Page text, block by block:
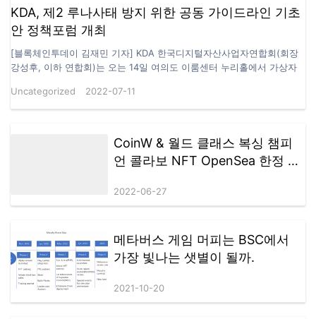
KDA, 제2 루나사태 방지 위한 공동 가이드라인 기초
안 정책포럼 개최
[블록체인투데이 김재민 기자] KDA 한국디지털자산사업자연합회(회장
강성후, 이하 연합회)는 오는 14일 여의도 이룸센터 누리홀에서 가상자
장 건전화를 통해 ‘제2의 루나사태 방지를 위한 공동 가이드라인 기초안
정책포럼’을 개최한다고 11일 밝혔다. 이번 포럼은 3부로 나누어 진행하
채택, 강성후 연합회장의 개회사, 가이드라인제정위원회 자문위원으로
참여 중인 김형중 한국핀테크학회장의 환영사, 윤창현 국회의원(국민의
힘 가상자산특위 위원장)의 축사가 이어진다. 제2부 주제발표에서는 강
부 결정이 우선’, 김태림 공동가이드라인제정위원회 기초안소위원장(법
무법인 비전 변호사)의 ‘코인마켓 거래소 공동 가이드라인 기초안’을 각
로 참여…
Uncategorized 2022-07-11
CoinW & 월드 클래스 복싱 챔피
언 콜라보 NFT OpenSea 한정 판
2022-06-27
메타버스 게임 머피는 BSC에서
가장 빛나는 샛별이 될까.
2021-10-20